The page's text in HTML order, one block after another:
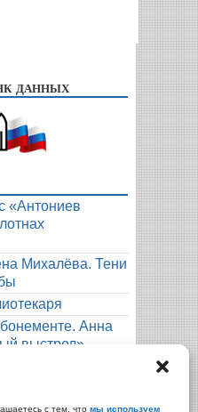
с тем, что мы используем
данных
«Антониев
Михалёва. Тени
Анна
выстрел»